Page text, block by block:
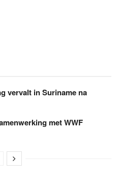
vervalt in Suriname na
met WWF